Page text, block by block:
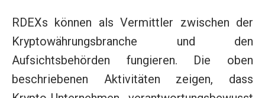
RDEXs können als Vermittler zwischen der
Kryptowährungsbranche und den
Aufsichtsbehörden fungieren. Die oben
beschriebenen Aktivitäten zeigen, dass